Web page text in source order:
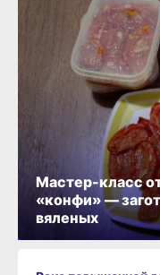
Мастер-класс
«конфи» —
вяленых